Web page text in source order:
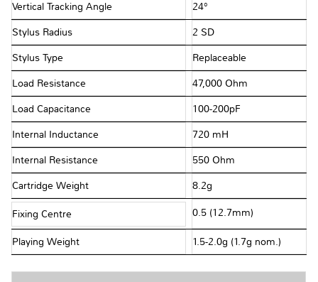
Vertical Tracking Angle 24°
Stylus Radius 2 SD
Stylus Type Replaceable
Load Resistance 47,000 Ohm
Load Capacitance 100-200pF
Internal Inductance 720 mH
Internal Resistance 550 Ohm
Cartridge Weight 8.2g
Fixing Centre 0.5 (12.7mm)
Playing Weight 1.5-2.0g (1.7g nom.)